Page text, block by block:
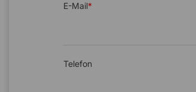
E-Mail
Telefon